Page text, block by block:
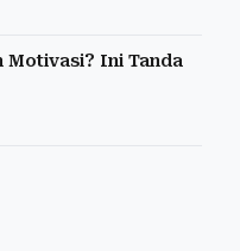
Motivasi? Ini Tanda